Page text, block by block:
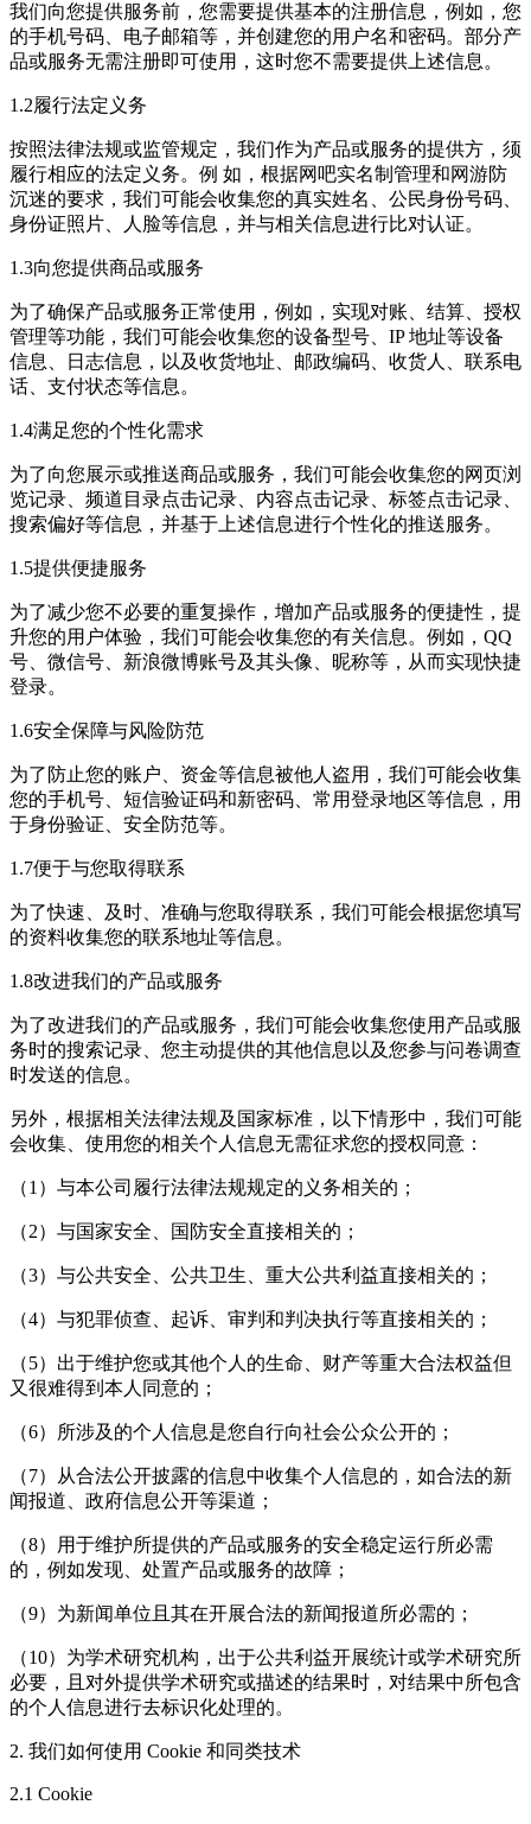
我们向您提供服务前，您需要提供基本的注册信息，例如，您
的手机号码、电子邮箱等，并创建您的用户名和密码。部分产
品或服务无需注册即可使用，这时您不需要提供上述信息。
1.2履行法定义务
按照法律法规或监管规定，我们作为产品或服务的提供方，须
履行相应的法定义务。例 如，根据网吧实名制管理和网游防
沉迷的要求，我们可能会收集您的真实姓名、公民身份号码、
身份证照片、人脸等信息，并与相关信息进行比对认证。
1.3向您提供商品或服务
为了确保产品或服务正常使用，例如，实现对账、结算、授权
管理等功能，我们可能会收集您的设备型号、IP 地址等设备
信息、日志信息，以及收货地址、邮政编码、收货人、联系电
话、支付状态等信息。
1.4满足您的个性化需求
为了向您展示或推送商品或服务，我们可能会收集您的网页浏
览记录、频道目录点击记录、内容点击记录、标签点击记录、
搜索偏好等信息，并基于上述信息进行个性化的推送服务。
1.5提供便捷服务
为了减少您不必要的重复操作，增加产品或服务的便捷性，提
升您的用户体验，我们可能会收集您的有关信息。例如，QQ
号、微信号、新浪微博账号及其头像、昵称等，从而实现快捷
登录。
1.6安全保障与风险防范
为了防止您的账户、资金等信息被他人盗用，我们可能会收集
您的手机号、短信验证码和新密码、常用登录地区等信息，用
于身份验证、安全防范等。
1.7便于与您取得联系
为了快速、及时、准确与您取得联系，我们可能会根据您填写
的资料收集您的联系地址等信息。
1.8改进我们的产品或服务
为了改进我们的产品或服务，我们可能会收集您使用产品或服
务时的搜索记录、您主动提供的其他信息以及您参与问卷调查
时发送的信息。
另外，根据相关法律法规及国家标准，以下情形中，我们可能
会收集、使用您的相关个人信息无需征求您的授权同意：
（1）与本公司履行法律法规规定的义务相关的；
（2）与国家安全、国防安全直接相关的；
（3）与公共安全、公共卫生、重大公共利益直接相关的；
（4）与犯罪侦查、起诉、审判和判决执行等直接相关的；
（5）出于维护您或其他个人的生命、财产等重大合法权益但
又很难得到本人同意的；
（6）所涉及的个人信息是您自行向社会公众公开的；
（7）从合法公开披露的信息中收集个人信息的，如合法的新
闻报道、政府信息公开等渠道；
（8）用于维护所提供的产品或服务的安全稳定运行所必需
的，例如发现、处置产品或服务的故障；
（9）为新闻单位且其在开展合法的新闻报道所必需的；
（10）为学术研究机构，出于公共利益开展统计或学术研究所
必要，且对外提供学术研究或描述的结果时，对结果中所包含
的个人信息进行去标识化处理的。
2. 我们如何使用 Cookie 和同类技术
2.1 Cookie